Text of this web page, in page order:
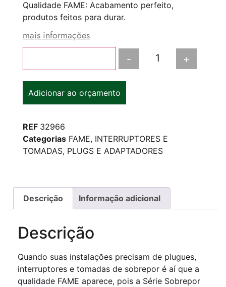
Qualidade FAME: Acabamento perfeito,
produtos feitos para durar.
mais informações
- +
Adicionar ao orçamento
REF 32966
Categorias FAME, INTERRUPTORES E
TOMADAS, PLUGS E ADAPTADORES
Descrição Informação adicional
Descrição
Quando suas instalações precisam de plugues,
interruptores e tomadas de sobrepor é aí que a
qualidade FAME aparece, pois a Série Sobrepor